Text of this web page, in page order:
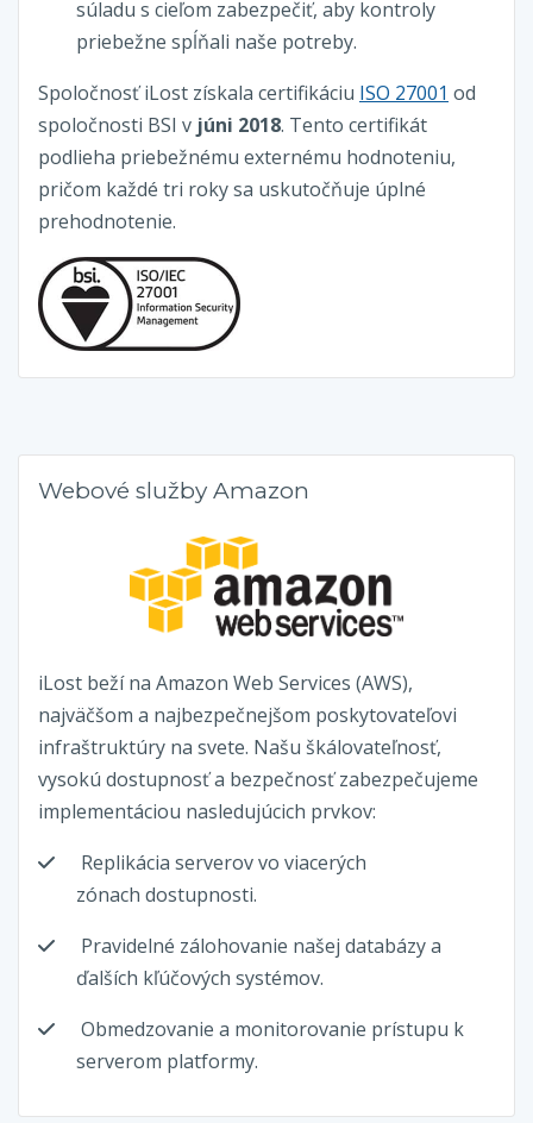
súladu s cieľom zabezpečiť, aby kontroly
priebežne spĺňali naše potreby.
Spoločnosť iLost získala certifikáciu ISO 27001 od
spoločnosti BSI v júni 2018. Tento certifikát
podlieha priebežnému externému hodnoteniu,
pričom každé tri roky sa uskutočňuje úplné
prehodnotenie.
Webové služby Amazon
iLost beží na Amazon Web Services (AWS),
najväčšom a najbezpečnejšom poskytovateľovi
infraštruktúry na svete. Našu škálovateľnosť,
vysokú dostupnosť a bezpečnosť zabezpečujeme
implementáciou nasledujúcich prvkov:
Replikácia serverov vo viacerých
zónach dostupnosti.
Pravidelné zálohovanie našej databázy a
ďalších kľúčových systémov.
Obmedzovanie a monitorovanie prístupu k
serverom platformy.